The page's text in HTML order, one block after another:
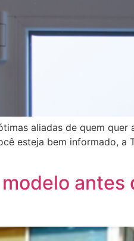
aliadas de quem quer
esteja bem informado, a
antes